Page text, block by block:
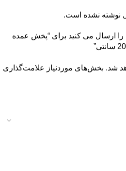
نوشته نشده است.
را ارسال می کنید برای “پخش عمده
شد. بخش‌های موردنیاز علامت‌گذاری